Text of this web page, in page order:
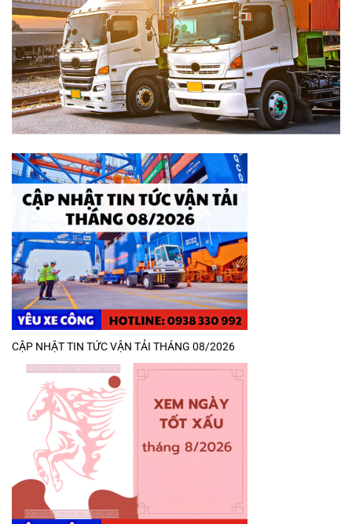
CẬP NHẬT TIN TỨC VẬN TẢI THÁNG 08/2026